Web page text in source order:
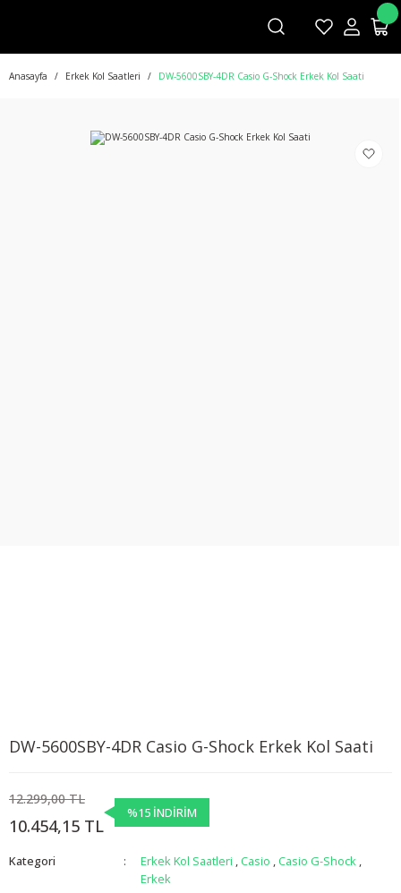
Anasayfa Erkek Kol Saatleri DW-5600SBY-4DR Casio G-Shock Erkek Kol Saati
DW-5600SBY-4DR Casio G-Shock Erkek Kol Saati
12.299,00 TL
10.454,15 TL
%15 İNDİRİM
Kategori Erkek Kol Saatleri , Casio , Casio G-Shock ,
Erkek